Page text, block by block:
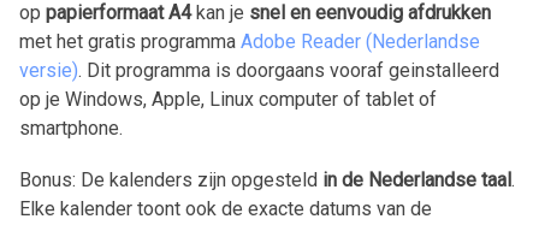
op papierformaat A4kan je snel en eenvoudig afdrukken
met het gratis programma Adobe Reader (Nederlandse
versie). Dit programma is doorgaans vooraf geinstalleerd
op je Windows, Apple, Linux computer of tablet of
smartphone.
Bonus: De kalenders zijn opgesteld in de Nederlandse taal .
Elke kalender toont ook de exacte datums van de